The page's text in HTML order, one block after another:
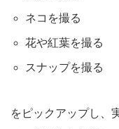
ネコを撮る
花や紅葉を撮る
スナップを撮る
をピックアップし、